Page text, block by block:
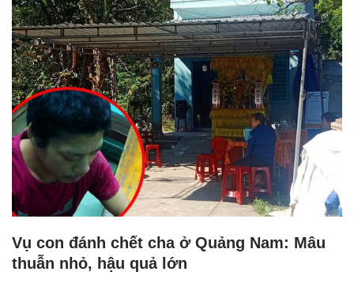
Vụ con đánh chết cha ở Quảng Nam: Mâu
thuẫn nhỏ, hậu quả lớn